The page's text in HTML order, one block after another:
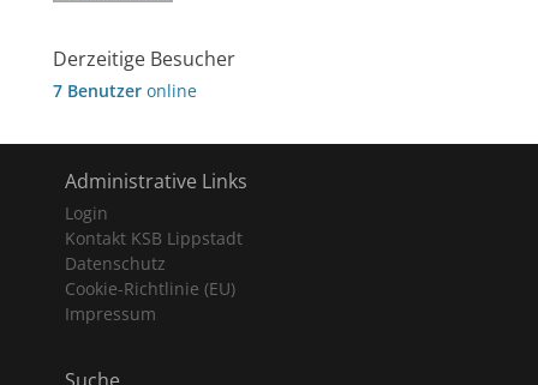
Derzeitige Besucher
7 Benutzer online
Administrative Links
Login
Kontakt KSB Lippstadt
Datenschutz
Cookie-Richtlinie (EU)
Impressum